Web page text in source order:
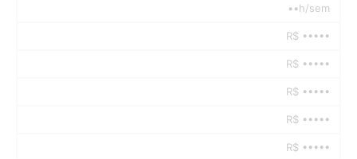
••h/sem
R$ •••••
R$ •••••
R$ •••••
R$ •••••
R$ •••••